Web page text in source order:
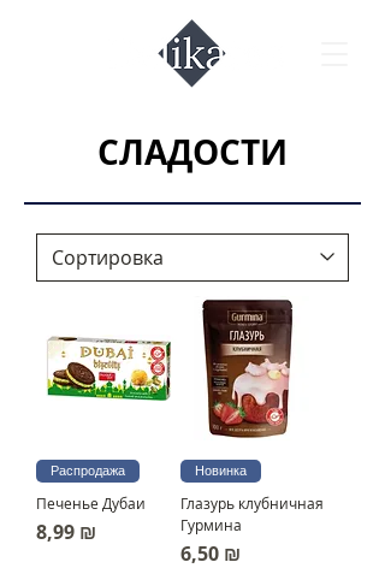
СЛАДОСТИ
Распродажа
Печенье Дубаи
Цена
8,99 ₪
Новинка
Глазурь клубничная
Гурмина
Цена
6,50 ₪